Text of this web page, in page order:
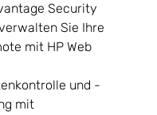
Security
Sie Ihre
mit HP Web
und -
mit